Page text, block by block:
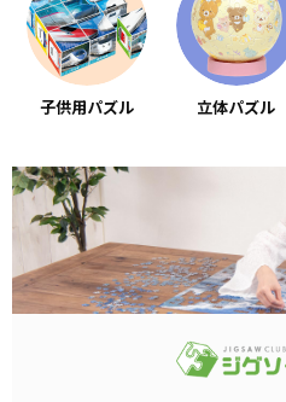
子供用パズル 立体パズル